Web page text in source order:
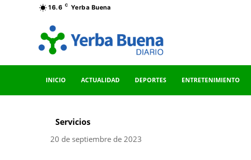
16.6 C Yerba Buena
INICIO ACTUALIDAD DEPORTES ENTRETENIMIENTO
Servicios
20 de septiembre de 2023